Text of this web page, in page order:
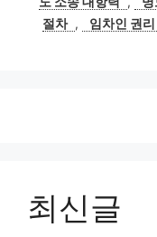
절차 , 임차인 권리
최신글